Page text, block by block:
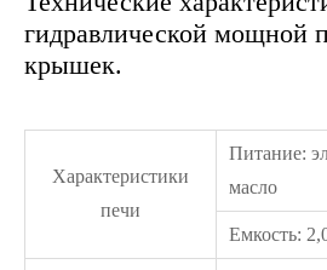
гидравлической мощной
крышек.
Характеристики
печи
Питание:
масло
Емкость: